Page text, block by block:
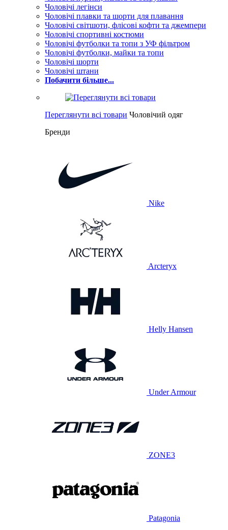
Чоловічі легінси
Чоловічі плавки та шорти для плавання
Чоловічі світшоти, флісові кофти та джемпери
Чоловічі спортивні костюми
Чоловічі футболки та топи з УФ фільтром
Чоловічі футболки, майки та топи
Чоловічі шорти
Чоловічі штани
Побачити більше...
Переглянути всі товари Чоловічий одяг
Бренди
Nike
Arcteryx
Helly Hansen
Under Armour
ZONE3
Patagonia